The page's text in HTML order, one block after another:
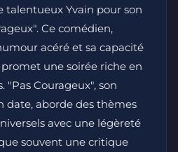
talentueux Yvain pour son
Ce comédien,
acéré et sa capacité
une soirée riche en
"Pas Courageux", son
date, aborde des thèmes
avec une légèreté
souvent une critique